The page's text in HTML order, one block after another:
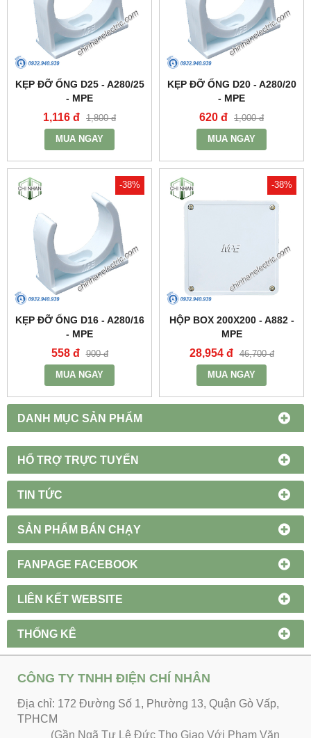
DANH MỤC SẢN PHẨM
HỔ TRỢ TRỰC TUYẾN
TIN TỨC
SẢN PHẨM BÁN CHẠY
FANPAGE FACEBOOK
LIÊN KẾT WEBSITE
THỐNG KÊ
KẸP ĐỠ ỐNG D25 - A280/25
- MPE
1,116 đ 1,800 đ
MUA NGAY
KẸP ĐỠ ỐNG D20 - A280/20
- MPE
620 đ 1,000 đ
MUA NGAY
-38%
KẸP ĐỠ ỐNG D16 - A280/16
- MPE
558 đ 900 đ
MUA NGAY
-38%
HỘP BOX 200X200 - A882 -
MPE
28,954 đ 46,700 đ
MUA NGAY
CÔNG TY TNHH ĐIỆN CHÍ NHÂN
Địa chỉ: 172 Đường Số 1, Phường 13, Quận Gò Vấp,
TPHCM
(Gần Ngã Tư Lê Đức Thọ Giao Với Phạm Văn